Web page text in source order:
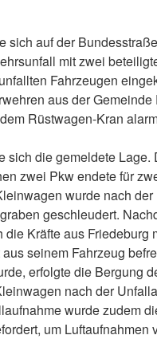
sich auf der
mit zwei
Fahrzeugen
aus der Gemeinde
Rüstwagen-Kran
sich die gemeldete Lage.
zwei Pkw endete für
wurde nach
geschleudert.
Kräfte aus Friedeburg
seinem Fahrzeug
erfolgte die Bergung
nach der
wurde zudem
um Luftaufnahmen